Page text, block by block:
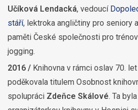
Učíková Lendacká, vedoucí
stáří, lektroka angličtiny pro seniory
paměti České společnosti pro
jogging.
2016 / Knihovna v rámci oslav 70.
poděkovala titulem Osobnost
spolupráci Zdeňce Skálové. Ta